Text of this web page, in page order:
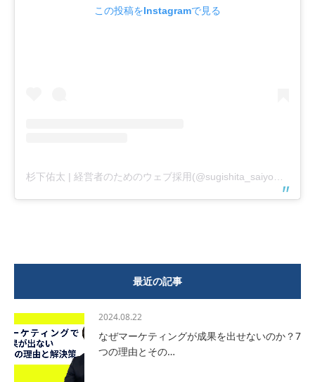
この投稿をInstagramで見る
最近の記事
2024.08.22
なぜマーケティングが成果を出せないのか？7
つの理由とその…